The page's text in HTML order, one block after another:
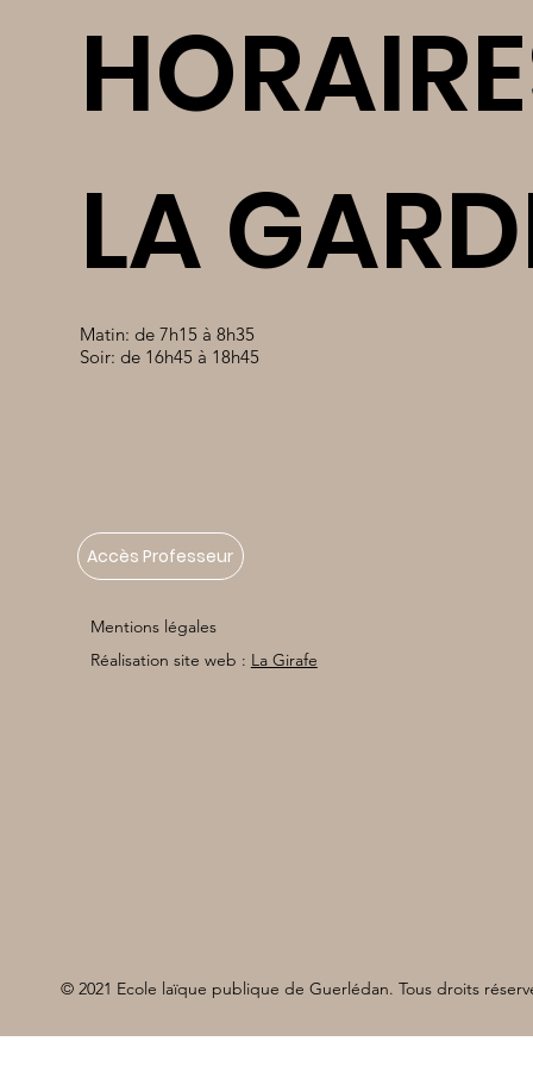
© 2021 Ecole laïque publique de Guerlédan. Tous droits
LA
Matin: de 7h15 à 8h35
Soir: de 16h45 à 18h45
Accès Professeur
Mentions légales
Réalisation site web : La Girafe